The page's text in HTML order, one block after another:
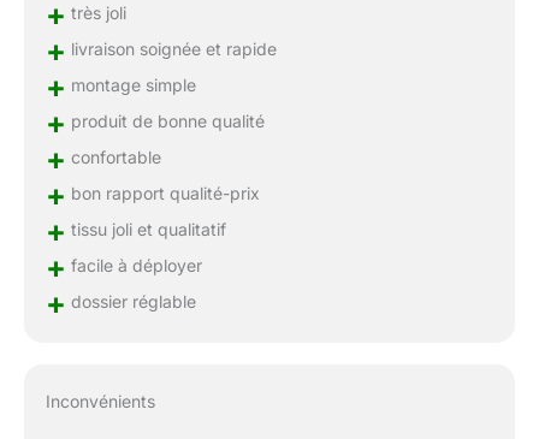
+ très joli
+ livraison soignée et rapide
+ montage simple
+ produit de bonne qualité
+ confortable
+ bon rapport qualité-prix
+ tissu joli et qualitatif
+ facile à déployer
+ dossier réglable
Inconvénients